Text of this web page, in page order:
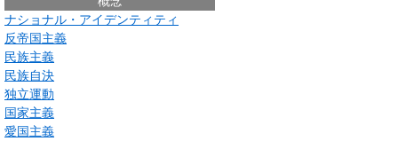
ナショナル・アイデンティティ
反帝国主義
民族主義
民族自決
独立運動
国家主義
愛国主義